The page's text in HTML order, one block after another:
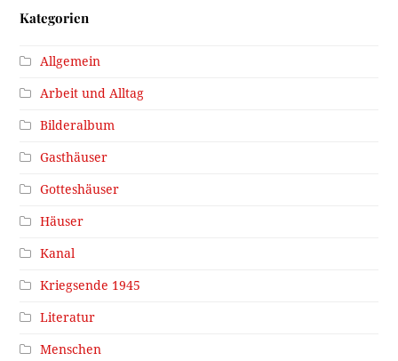
Kategorien
Allgemein
Arbeit und Alltag
Bilderalbum
Gasthäuser
Gotteshäuser
Häuser
Kanal
Kriegsende 1945
Literatur
Menschen